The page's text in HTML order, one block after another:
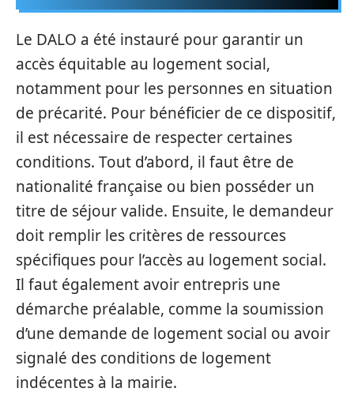
Le DALO a été instauré pour garantir un
accès équitable au logement social,
notamment pour les personnes en situation
de précarité. Pour bénéficier de ce dispositif,
il est nécessaire de respecter certaines
conditions. Tout d’abord, il faut être de
nationalité française ou bien posséder un
titre de séjour valide. Ensuite, le demandeur
doit remplir les critères de ressources
spécifiques pour l’accès au logement social.
Il faut également avoir entrepris une
démarche préalable, comme la soumission
d’une demande de logement social ou avoir
signalé des conditions de logement
indécentes à la mairie.